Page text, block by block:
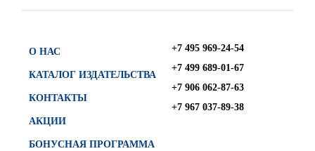
О НАС
КАТАЛОГ ИЗДАТЕЛЬСТВА
КОНТАКТЫ
АКЦИИ
БОНУСНАЯ ПРОГРАММА
+7 495 969-24-54
+7 499 689-01-67
+7 906 062-87-63
+7 967 037-89-38